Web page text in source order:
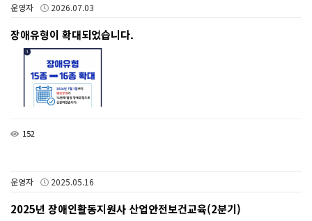
운영자 2026.07.03
장애유형이 확대되었습니다.
152
운영자 2025.05.16
2025년 장애인활동지원사 산업안전보건교육(2분기)